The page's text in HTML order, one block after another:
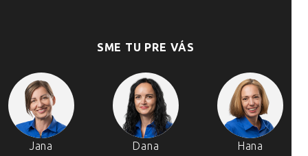
SME TU PRE VÁS
Jana Dana Hana